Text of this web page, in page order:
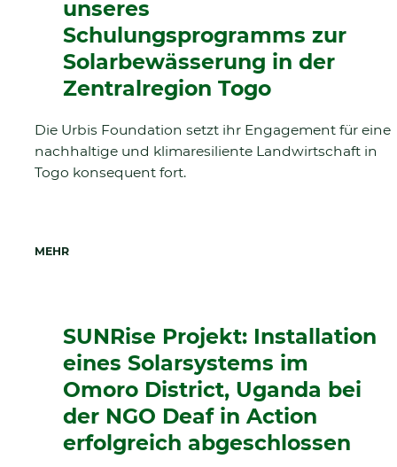
unseres
Schulungsprogramms zur
Solarbewässerung in der
Zentralregion Togo
Die Urbis Foundation setzt ihr Engagement für eine
nachhaltige und klimaresiliente Landwirtschaft in
Togo konsequent fort.
MEHR
SUNRise Projekt: Installation
eines Solarsystems im
Omoro District, Uganda bei
der NGO Deaf in Action
erfolgreich abgeschlossen